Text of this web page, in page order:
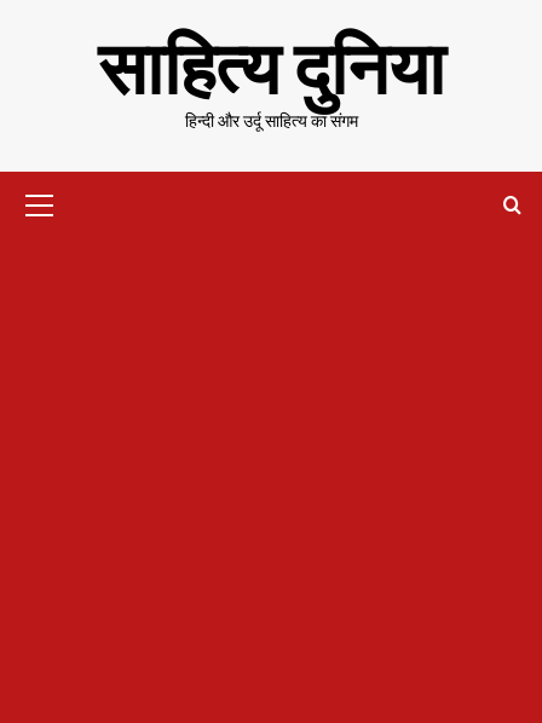
साहित्य दुनिया
हिन्दी और उर्दू साहित्य का संगम
Menu